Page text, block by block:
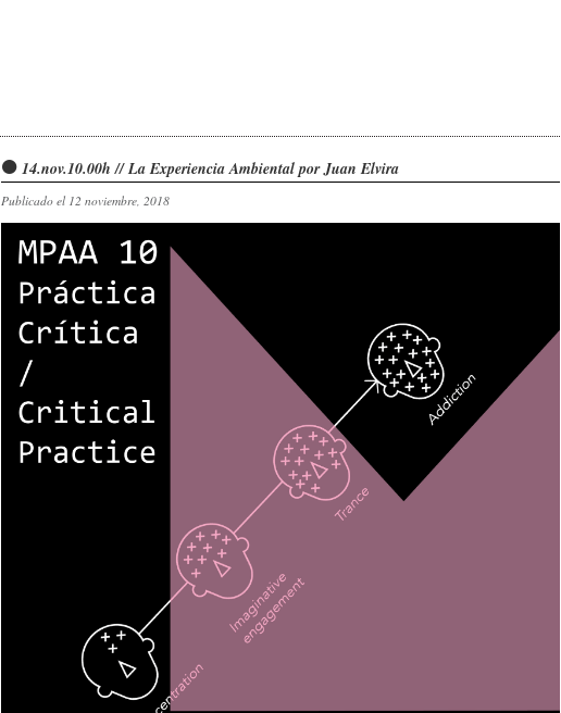
14.nov.10.00h // La Experiencia Ambiental por Juan Elvira
Publicado el 12 noviembre, 2018